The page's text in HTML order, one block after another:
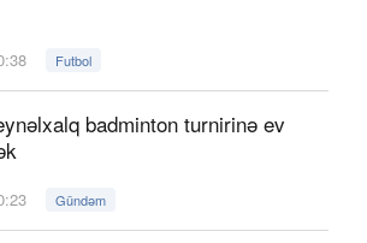
Futbol
badminton turnirinə ev
Gündəm